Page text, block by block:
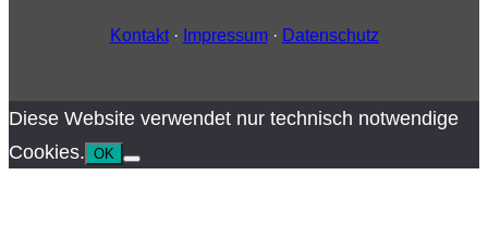
Kontakt· Impressum· Datenschutz
Diese Website verwendet nur technisch notwendige
Cookies. OK